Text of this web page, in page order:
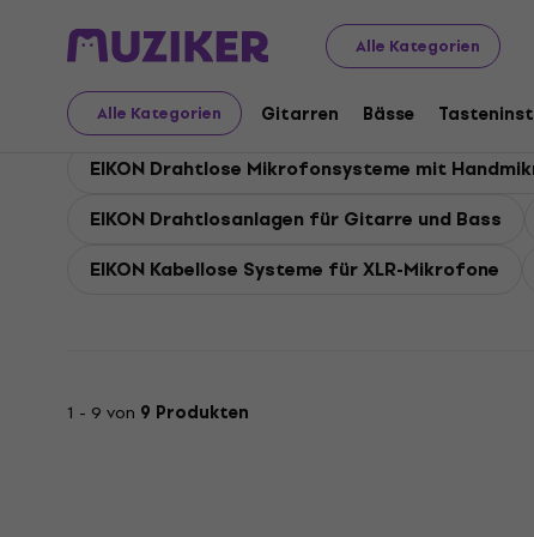
Alle Kategorien
Alle Kategorien Gitarren Bässe
EIKON EIKON Mikrofone
EIKON Mikrofone
EIKON Drahtlose Mikrofonsysteme mit
EIKON Drahtlosanlagen für Gitarre und Bass
EIKON Kabellose Systeme für XLR-Mikrofone
1 - 9 von 9 Produkten